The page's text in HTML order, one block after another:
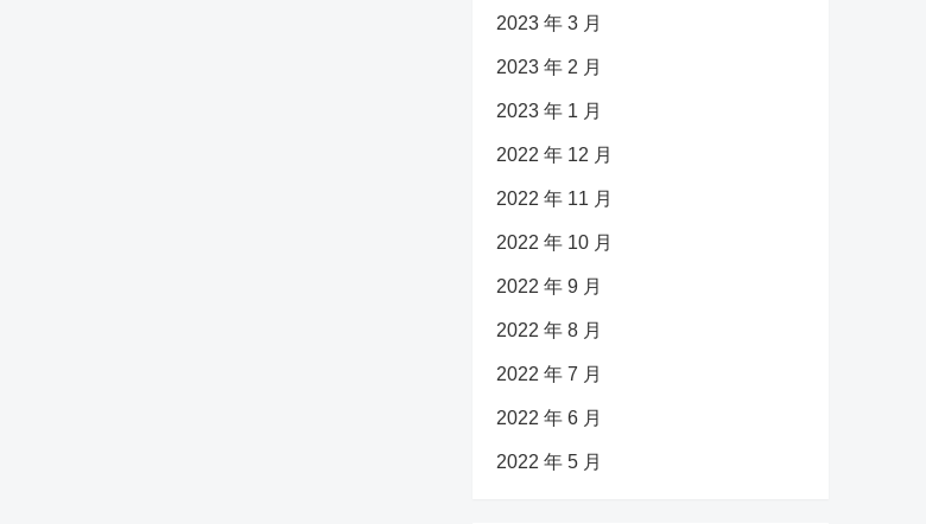
2023 年 3 月
2023 年 2 月
2023 年 1 月
2022 年 12 月
2022 年 11 月
2022 年 10 月
2022 年 9 月
2022 年 8 月
2022 年 7 月
2022 年 6 月
2022 年 5 月